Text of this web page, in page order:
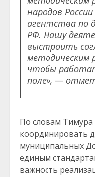
народов
агентства по
РФ. Нашу
выстроить
методическим
чтобы
поле», —
По словам
координировать
муниципальных
единым
важность